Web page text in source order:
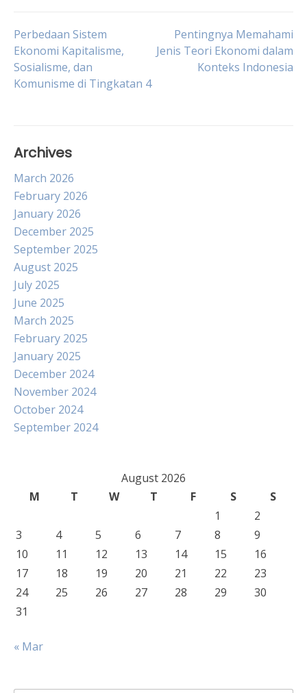
Post
navigation
Perbedaan Sistem
Ekonomi Kapitalisme,
Sosialisme, dan
Komunisme di Tingkatan 4
Pentingnya Memahami
Jenis Teori Ekonomi dalam
Konteks Indonesia
Archives
March 2026
February 2026
January 2026
December 2025
September 2025
August 2025
July 2025
June 2025
March 2025
February 2025
January 2025
December 2024
November 2024
October 2024
September 2024
August 2026
M
T W T F S
S
1
2
3
4 5 6 7 8
9
10
11 12 13 14 15
16
17
18 19 20 21 22
23
24
25 26 27 28 29
30
31
« Mar